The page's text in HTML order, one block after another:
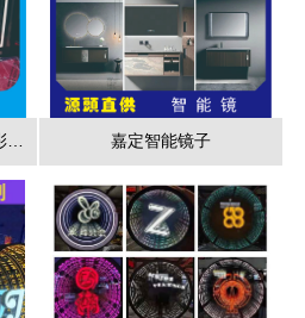
嘉定酒店 餐厅 KTV 深渊镜彩色跑马灯 嘉定智能镜子